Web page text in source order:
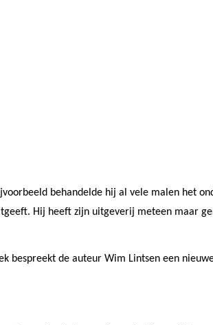
behandelde hij al vele malen het
Hij heeft zijn uitgeverij meteen maar
bespreekt de auteur Wim Lintsen een